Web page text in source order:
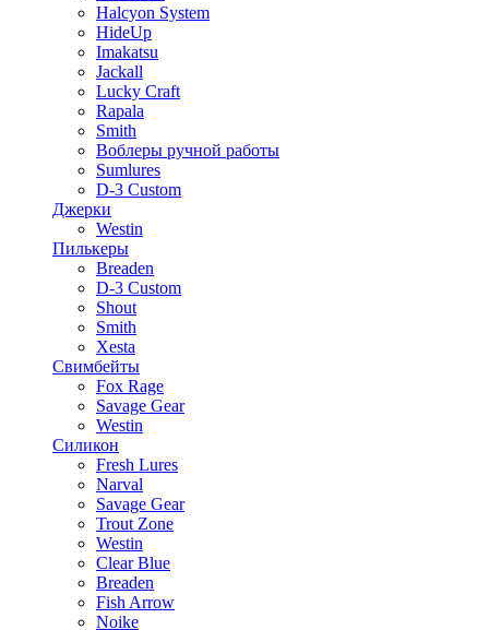
Halcyon System
HideUp
Imakatsu
Jackall
Lucky Craft
Rapala
Smith
Воблеры ручной работы
Sumlures
D-3 Custom
Джерки
Westin
Пилькеры
Breaden
D-3 Custom
Shout
Smith
Xesta
Свимбейты
Fox Rage
Savage Gear
Westin
Силикон
Fresh Lures
Narval
Savage Gear
Trout Zone
Westin
Clear Blue
Breaden
Fish Arrow
Noike